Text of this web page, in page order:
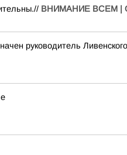
ВНИМАНИЕ ВСЕМ |
руководитель